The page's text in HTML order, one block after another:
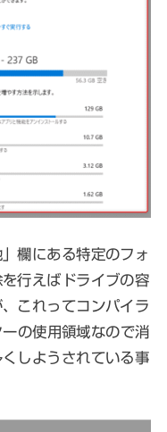
欄にある特定のフォ
行えばドライブの容
これってコンパイラ
の使用領域なので消
しようされている事